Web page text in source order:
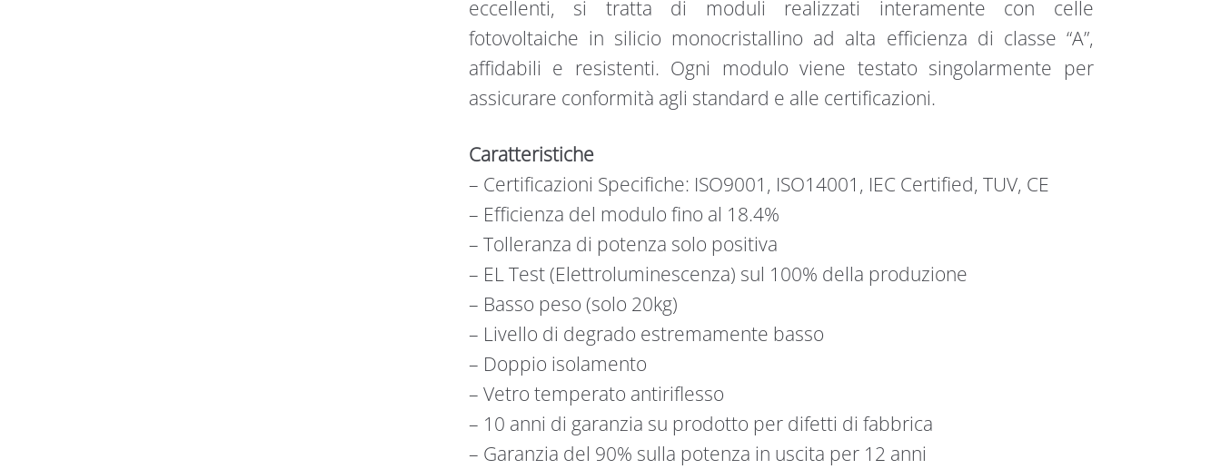
eccellenti, si tratta di moduli realizzati interamente con celle
fotovoltaiche in silicio monocristallino ad alta efficienza di classe “A”,
affidabili e resistenti. Ogni modulo viene testato singolarmente per
assicurare conformità agli standard e alle certificazioni.
Caratteristiche
– Certificazioni Specifiche: ISO9001, ISO14001, IEC Certified, TUV, CE
– Efficienza del modulo fino al 18.4%
– Tolleranza di potenza solo positiva
– EL Test (Elettroluminescenza) sul 100% della produzione
– Basso peso (solo 20kg)
– Livello di degrado estremamente basso
– Doppio isolamento
– Vetro temperato antiriflesso
– 10 anni di garanzia su prodotto per difetti di fabbrica
– Garanzia del 90% sulla potenza in uscita per 12 anni